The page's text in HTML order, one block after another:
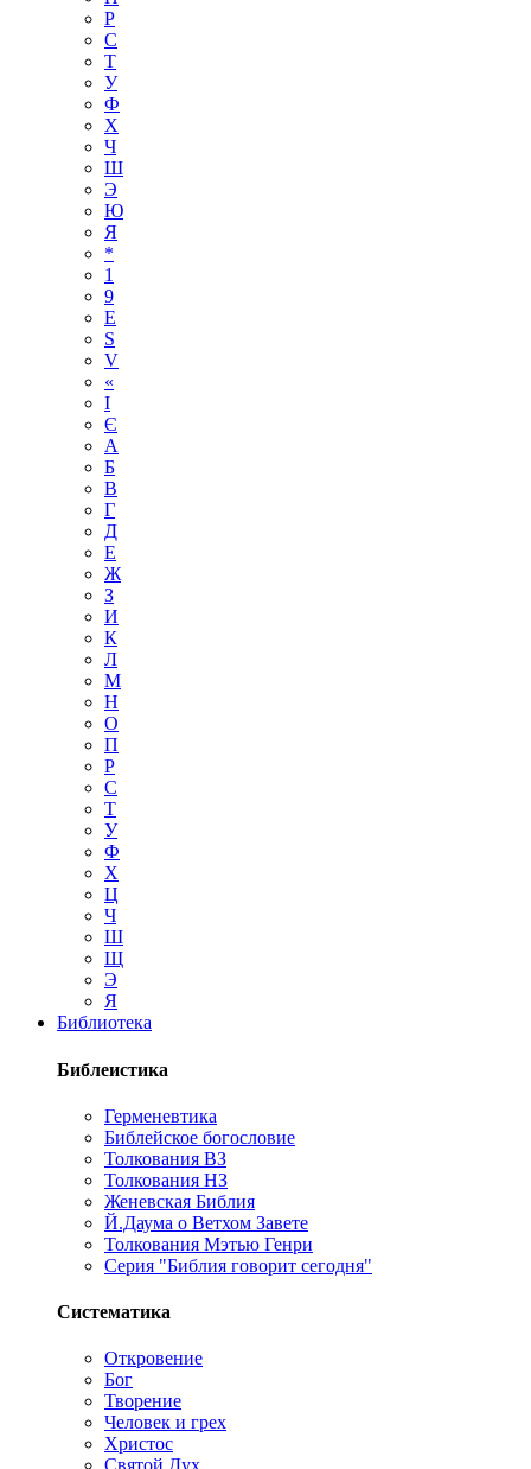
Р
С
Т
У
Ф
Х
Ч
Ш
Э
Ю
Я
*
1
9
E
S
V
«
І
Є
А
Б
В
Г
Д
Е
Ж
З
И
К
Л
М
Н
О
П
Р
С
Т
У
Ф
Х
Ц
Ч
Ш
Щ
Э
Я
Библиотека
Библеистика
Герменевтика
Библейское богословие
Толкования ВЗ
Толкования НЗ
Женевская Библия
Й.Даума о Ветхом Завете
Толкования Мэтью Генри
Серия "Библия говорит сегодня"
Систематика
Откровение
Бог
Творение
Человек и грех
Христос